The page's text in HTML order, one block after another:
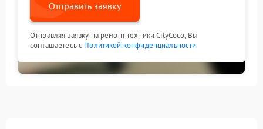
Отправить заявку
Отправляя заявку на ремонт техники CityCoco, Вы
соглашаетесь с Политикой конфиденциальности